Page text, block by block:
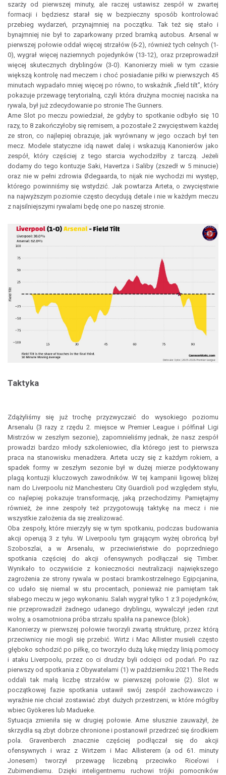
szarży od pierwszej minuty, ale raczej ustawisz zespół w zwartej
formacji i będziesz starał się w bezpieczny sposób kontrolować
przebieg wydarzeń, przynajmniej na początku. Tak też się stało i
bynajmniej nie był to zaparkowany przed bramką autobus. Arsenal w
pierwszej połowie oddał więcej strzałów (6-2), również tych celnych (1-
0), wygrał więcej naziemnych pojedynków (13-12), oraz przeprowadził
więcej skutecznych dryblingów (3-0). Kanonierzy mieli w tym czasie
większą kontrolę nad meczem i choć posiadanie piłki w pierwszych 45
minutach wypadało mniej więcej po równo, to wskaźnik „field tilt”, który
pokazuje przewagę terytorialną, czyli która drużyna mocniej naciska na
rywala, był już zdecydowanie po stronie The Gunners.
Arne Slot po meczu powiedział, że gdyby to spotkanie odbyło się 10
razy, to 8 zakończyłoby się remisem, a pozostałe 2 zwycięstwem każdej
ze stron, co najlepiej obrazuje, jak wyrównany w jego oczach był ten
mecz. Modele statyczne idą nawet dalej i wskazują Kanonierów jako
zespół, który częściej z tego starcia wychodziłby z tarczą. Jeżeli
dodamy do tego kontuzje Saki, Havertza i Saliby (zszedł w 5 minucie)
oraz nie w pełni zdrowia Ødegaarda, to nijak nie wychodzi mi występ,
którego powinniśmy się wstydzić. Jak powtarza Arteta, o zwycięstwie
na najwyższym poziomie często decydują detale i nie w każdym meczu
z najsilniejszymi rywalami będę one po naszej stronie.
Taktyka
Zdążyliśmy się już trochę przyzwyczaić do wysokiego poziomu
Arsenalu (3 razy z rzędu 2. miejsce w Premier League i półfinał Ligi
Mistrzów w zeszłym sezonie), zapomnieliśmy jednak, że nasz zespół
prowadzi bardzo młody szkoleniowiec, dla którego jest to pierwsza
praca na stanowisku menadżera. Arteta uczy się z każdym rokiem, a
spadek formy w zeszłym sezonie był w dużej mierze podyktowany
plagą kontuzji kluczowych zawodników. W tej kampanii ligowej bliżej
nam do Liverpoolu niż Manchesteru City Guardioli pod względem stylu,
co najlepiej pokazuje transformację, jaką przechodzimy. Pamiętajmy
również, że inne zespoły też przygotowują taktykę na mecz i nie
wszystkie założenia da się zrealizować.
Oba zespoły, które mierzyły się w tym spotkaniu, podczas budowania
akcji operują 3 z tyłu. W Liverpoolu tym grającym wyżej obrońcą był
Szoboszlai, a w Arsenalu, w przeciwieństwie do poprzedniego
spotkania częściej do akcji ofensywnych podłączał się Timber.
Wynikało to oczywiście z konieczności neutralizacji największego
zagrożenia ze strony rywala w postaci bramkostrzelnego Egipcjanina,
co udało się niemal w stu procentach, ponieważ nie pamiętam tak
słabego meczu w jego wykonaniu. Salah wygrał tylko 1 z 3 pojedynków,
nie przeprowadził żadnego udanego dryblingu, wywalczył jeden rzut
wolny, a osamotniona próba strzału spaliła na panewce (blok).
Kanonierzy w pierwszej połowie tworzyli zwartą strukturę, przez którą
przeciwnicy nie mogli się przebić. Wirtz i Mac Allister musieli często
głęboko schodzić po piłkę, co tworzyło dużą lukę między linią pomocy
i ataku Liverpoolu, przez co ci drudzy byli odcięci od podań. Po raz
pierwszy od spotkania z Obywatelami (1) w październiku 2021 The Reds
oddali tak małą liczbę strzałów w pierwszej połowie (2). Slot w
początkowej fazie spotkania ustawił swój zespół zachowawczo i
wyraźnie nie chciał zostawiać zbyt dużych przestrzeni, w które mógłby
wbiec Gyökeres lub Madueke.
Sytuacja zmieniła się w drugiej połowie. Arne słusznie zauważył, że
skrzydła są zbyt dobrze chronione i postanowił przedrzeć się środkiem
pola. Gravenberch znacznie częściej podłączał się do akcji
ofensywnych i wraz z Wirtzem i Mac Allisterem (a od 61. minuty
Jonesem) tworzył przewagę liczebną przeciwko Rice’owi i
Zubimendiemu. Dzięki inteligentnemu ruchowi trójki pomocników